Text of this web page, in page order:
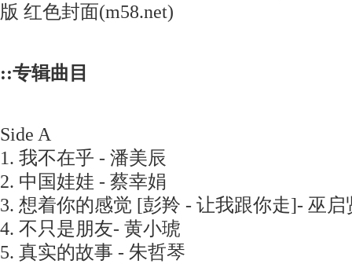
版 红色封面(m58.net)
::专辑曲目
Side A
1. 我不在乎 - 潘美辰
2. 中国娃娃 - 蔡幸娟
3. 想着你的感觉 [彭羚 - 让我跟你走]- 巫启
4. 不只是朋友- 黄小琥
5. 真实的故事 - 朱哲琴